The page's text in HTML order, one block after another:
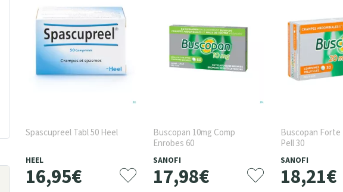
Spascupreel Tabl 50 Heel
HEEL
16,95€
Buscopan 10mg Comp
Enrobes 60
SANOFI
17,98€
Buscopan Forte
Pell 30
SANOFI
18,21€